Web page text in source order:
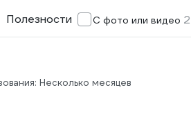
Полезности С фото или видео 2
Несколько месяцев